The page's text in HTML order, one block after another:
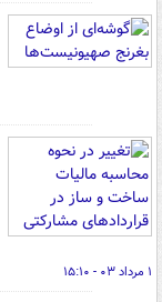
۱ مرداد ۰۳ - ۱۵:۱۰